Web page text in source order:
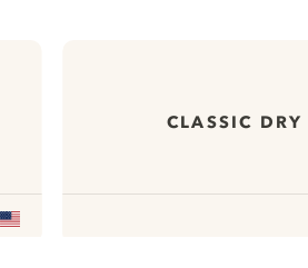
CLASSIC